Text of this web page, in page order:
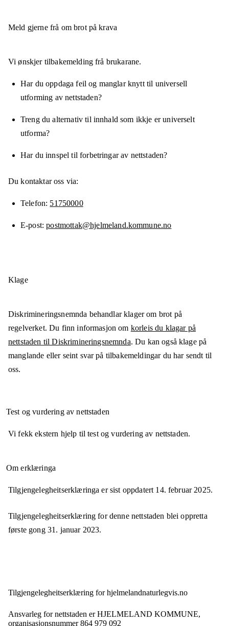
Meld gjerne frå om brot på krava
Vi ønskjer tilbakemelding frå brukarane.
Har du oppdaga feil og manglar knytt til universell
utforming av nettstaden?
Treng du alternativ til innhald som ikkje er universelt
utforma?
Har du innspel til forbetringar av nettstaden?
Du kontaktar oss via:
Telefon 51750000
E-post postmottak@hjelmeland.kommune.no
Klage
Diskrimineringsnemnda behandlar klager om brot på
regelverket. Du finn informasjon om korleis du klagar på
nettstaden til Diskrimineringsnemnda. Du kan også klage på
manglande eller seint svar på tilbakemeldingar du har sendt til
oss.
Test og vurdering av nettstaden
Vi fekk ekstern hjelp til test og vurdering av nettstaden.
Om erklæringa
Tilgjengelegheitserklæringa er sist oppdatert 14. februar 2025.
Tilgjengelegheitserklæring for denne nettstaden blei oppretta
første gong 31. januar 2023.
Tilgjengelegheits­erklæring forhjelmelandnaturlegvis.no
Ansvarleg for nettstaden erHJELMELAND KOMMUNE,
organisasjonsnummer 864 979 092